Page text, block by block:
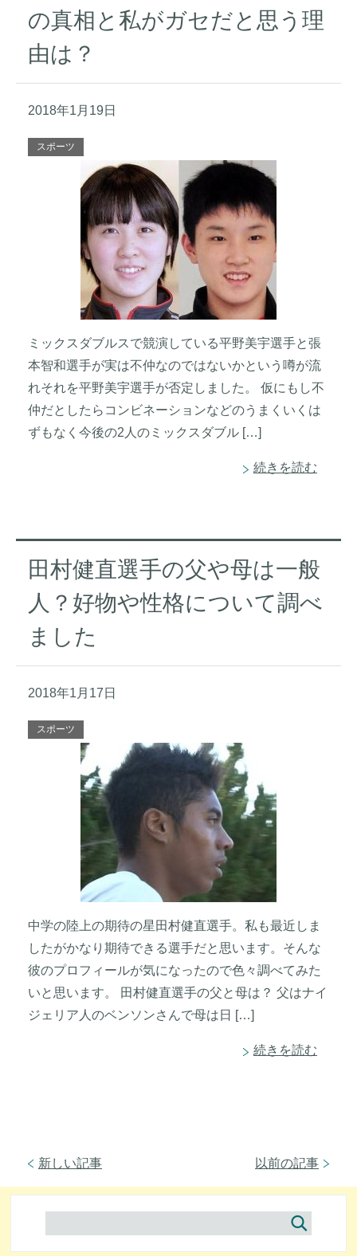
の真相と私がガセだと思う理
由は？
2018年1月19日
スポーツ
ミックスダブルスで競演している平野美宇選手と張
本智和選手が実は不仲なのではないかという噂が流
れそれを平野美宇選手が否定しました。 仮にもし不
仲だとしたらコンビネーションなどのうまくいくは
ずもなく今後の2人のミックスダブル […]
続きを読む
田村健直選手の父や母は一般
人？好物や性格について調べ
ました
2018年1月17日
スポーツ
中学の陸上の期待の星田村健直選手。私も最近しま
したがかなり期待できる選手だと思います。そんな
彼のプロフィールが気になったので色々調べてみた
いと思います。 田村健直選手の父と母は？ 父はナイ
ジェリア人のベンソンさんで母は日 […]
続きを読む
以前の記事
新しい記事